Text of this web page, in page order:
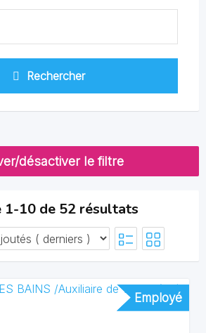
Rechercher
désactiver le filtre
1-10 de 52 résultats
Employé
Employé